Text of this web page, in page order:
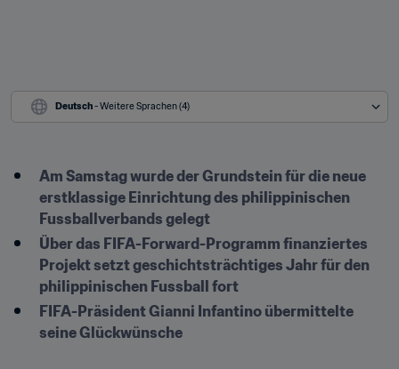
Deutsch - Weitere Sprachen (4)
Am Samstag wurde der Grundstein für die neue
erstklassige Einrichtung des philippinischen
Fussballverbands gelegt
Über das FIFA-Forward-Programm finanziertes
Projekt setzt geschichtsträchtiges Jahr für den
philippinischen Fussball fort
FIFA-Präsident Gianni Infantino übermittelte
seine Glückwünsche